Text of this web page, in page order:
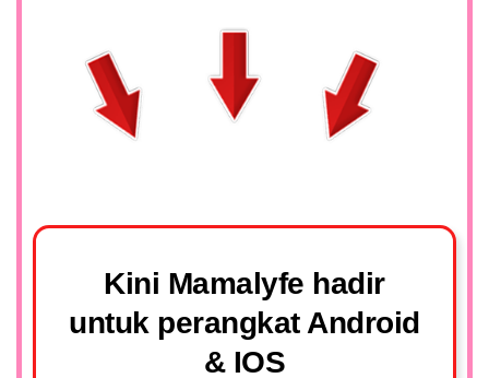
Kini Mamalyfe hadir
untuk perangkat Android
& IOS